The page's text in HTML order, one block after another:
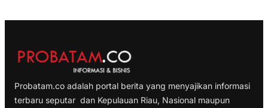
Probatam.co adalah portal berita yang menyajikan informasi
terbaru seputar dan Kepulauan Riau, Nasional maupun